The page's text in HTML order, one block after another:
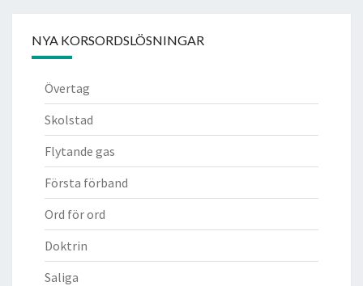
NYA KORSORDSLÖSNINGAR
Övertag
Skolstad
Flytande gas
Första förband
Ord för ord
Doktrin
Saliga